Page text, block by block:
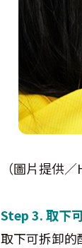
（圖片提供
​Step 3. 取下
取下可拆卸的